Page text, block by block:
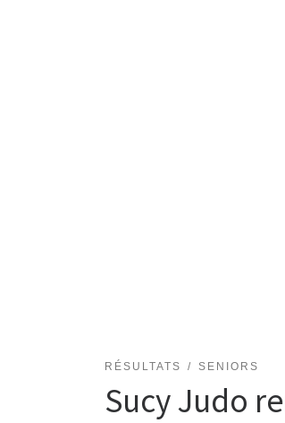
RÉSULTATS SENIORS
Sucy Judo